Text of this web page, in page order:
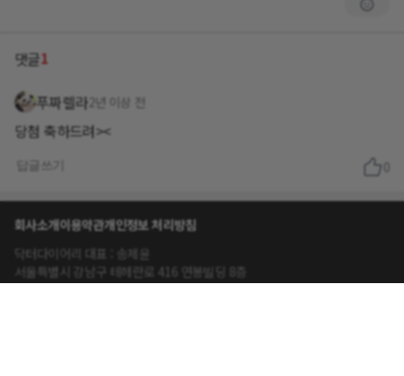
댓글1
푸짜렐라2년 이상 전
당첨 축하드려><
회사소개이용약관개인정보 처리방침
닥터다이어리 대표 : 송제윤
서울특별시 강남구 테헤란로 416 연봉빌딩 8층